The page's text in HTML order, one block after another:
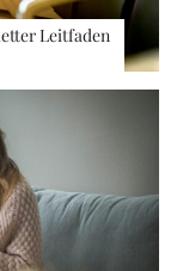
Leitfaden